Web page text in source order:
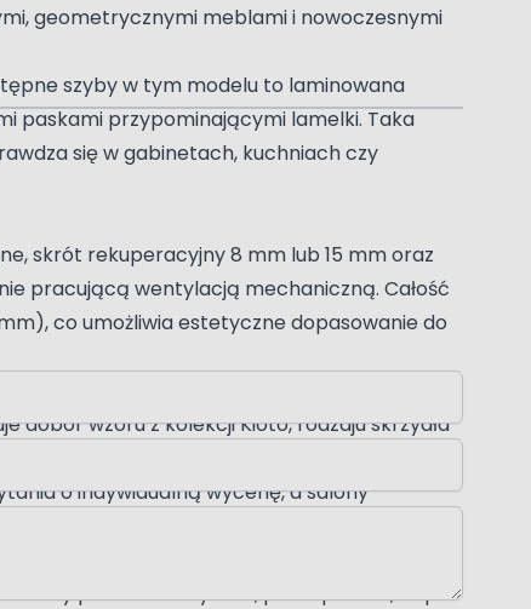
geometrycznymi meblami i nowoczesnymi
szyby w tym modelu to laminowana
paskami przypominającymi lamelki. Taka
się w gabinetach, kuchniach czy
skrót rekuperacyjny 8 mm lub 15 mm oraz
pracującą wentylacją mechaniczną. Całość
co umożliwia estetyczne dopasowanie do
dobór wzoru z kolekcji Kioto, rodzaju skrzydła
drzwiowe, ościeżnica regulowana i
o indywidualną wycenę, a salony
cały proces: od wyboru, przez pomiar, aż po